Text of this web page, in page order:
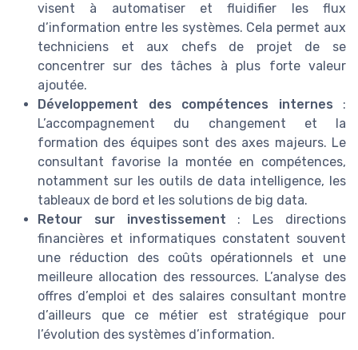
visent à automatiser et fluidifier les flux
d’information entre les systèmes. Cela permet aux
techniciens et aux chefs de projet de se
concentrer sur des tâches à plus forte valeur
ajoutée.
Développement des compétences internes :
L’accompagnement du changement et la
formation des équipes sont des axes majeurs. Le
consultant favorise la montée en compétences,
notamment sur les outils de data intelligence, les
tableaux de bord et les solutions de big data.
Retour sur investissement : Les directions
financières et informatiques constatent souvent
une réduction des coûts opérationnels et une
meilleure allocation des ressources. L’analyse des
offres d’emploi et des salaires consultant montre
d’ailleurs que ce métier est stratégique pour
l’évolution des systèmes d’information.